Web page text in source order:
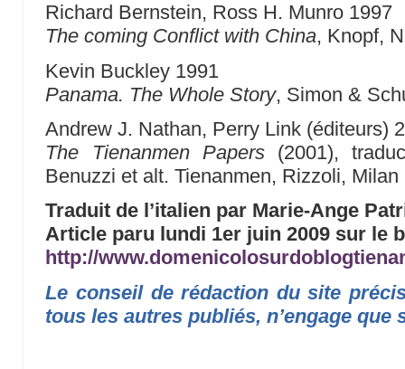
Richard Bernstein, Ross H. Munro 1997
The coming Conflict with China, Knopf,
Kevin Buckley 1991
Panama. The Whole Story, Simon &
Andrew J. Nathan, Perry Link (éditeurs)
The Tienanmen Papers(2001),
Benuzzi et alt. Tienanmen, Rizzoli, Milan
Traduit de l’italien par Marie-Ange
Article paru lundi 1er juin 2009 sur le
http://
Le conseil de rédaction du site
tous les autres publiés, n’engage que